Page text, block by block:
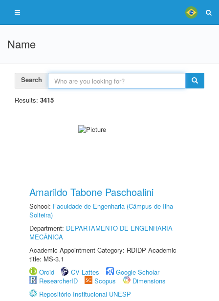
Name
Search
Results: 3415
Amarildo Tabone Paschoalini
School: Faculdade de Engenharia (Câmpus de Ilha
Solteira)
Department: DEPARTAMENTO DE ENGENHARIA
MECÂNICA
Academic Appointment Category: RDIDP Academic
title: MS-3.1
Orcid
CV Lattes
Google Scholar
ResearcherID
Scopus
Dimensions
Repositório Institucional UNESP